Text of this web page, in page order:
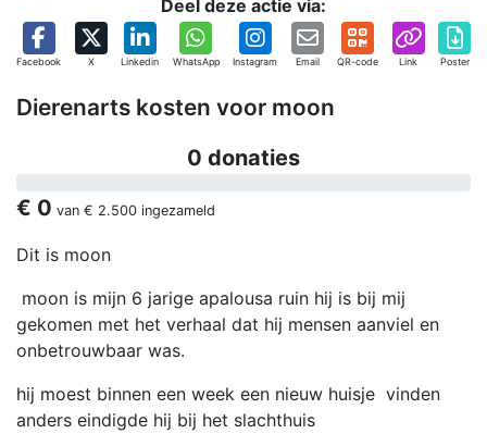
Deel deze actie via:
Facebook X Linkedin WhatsApp Instagram Email QR-code Link Poster
Dierenarts kosten voor moon
0 donaties
€ 0 van € 2.500 ingezameld
Dit is moon
moon is mijn 6 jarige apalousa ruin hij is bij mij
gekomen met het verhaal dat hij mensen aanviel en
onbetrouwbaar was.
hij moest binnen een week een nieuw huisje vinden
anders eindigde hij bij het slachthuis